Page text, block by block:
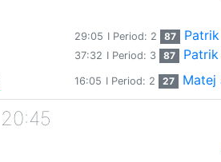
29:05 I Period: 2 87
37:32 I Period: 3 87
16:05 I Period: 2 27 Matej
20:45